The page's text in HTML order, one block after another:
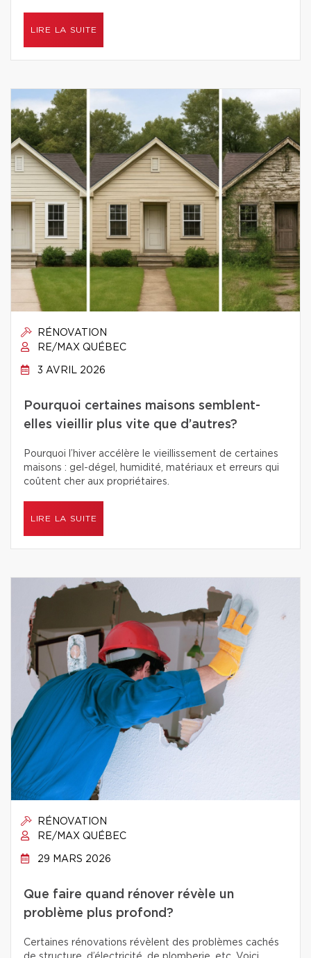
LIRE LA SUITE
RÉNOVATION
RE/MAX QUÉBEC
3 AVRIL 2026
Pourquoi certaines maisons semblent-
elles vieillir plus vite que d’autres?
Pourquoi l’hiver accélère le vieillissement de certaines
maisons : gel-dégel, humidité, matériaux et erreurs qui
coûtent cher aux propriétaires.
LIRE LA SUITE
RÉNOVATION
RE/MAX QUÉBEC
29 MARS 2026
Que faire quand rénover révèle un
problème plus profond?
Certaines rénovations révèlent des problèmes cachés